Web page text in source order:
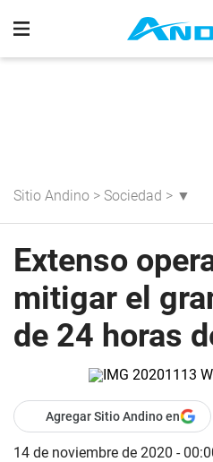
Sitio Andino > Sociedad > ▼
Extenso
mitigar el
de 24 horas
Agregar Sitio Andino en
14 de noviembre de 2020 -